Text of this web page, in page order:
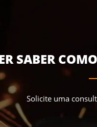
SABER
Solicite uma